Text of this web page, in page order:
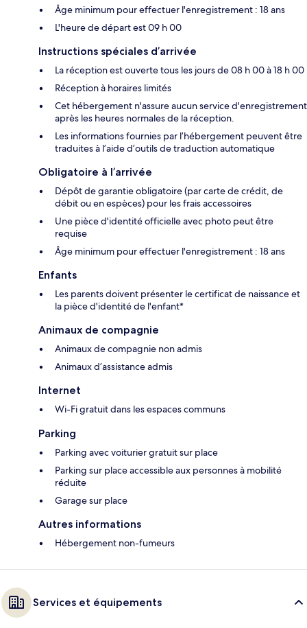
Âge minimum pour effectuer l'enregistrement : 18 ans
L'heure de départ est 09 h 00
Instructions spéciales d’arrivée
La réception est ouverte tous les jours de 08 h 00 à 18 h 00
Réception à horaires limités
Cet hébergement n'assure aucun service d'enregistrement
après les heures normales de la réception.
Les informations fournies par l’hébergement peuvent être
traduites à l’aide d’outils de traduction automatique
Obligatoire à l’arrivée
Dépôt de garantie obligatoire (par carte de crédit, de
débit ou en espèces) pour les frais accessoires
Une pièce d'identité officielle avec photo peut être
requise
Âge minimum pour effectuer l'enregistrement : 18 ans
Enfants
Les parents doivent présenter le certificat de naissance et
la pièce d'identité de l'enfant*
Animaux de compagnie
Animaux de compagnie non admis
Animaux d’assistance admis
Internet
Wi-Fi gratuit dans les espaces communs
Parking
Parking avec voiturier gratuit sur place
Parking sur place accessible aux personnes à mobilité
réduite
Garage sur place
Autres informations
Hébergement non-fumeurs
Services et équipements